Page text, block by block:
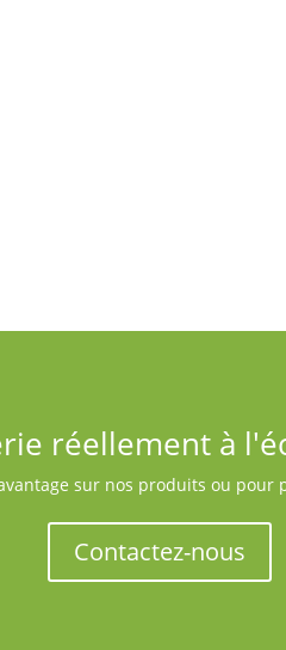
réellement à
sur nos produits ou pour
Contactez-nous